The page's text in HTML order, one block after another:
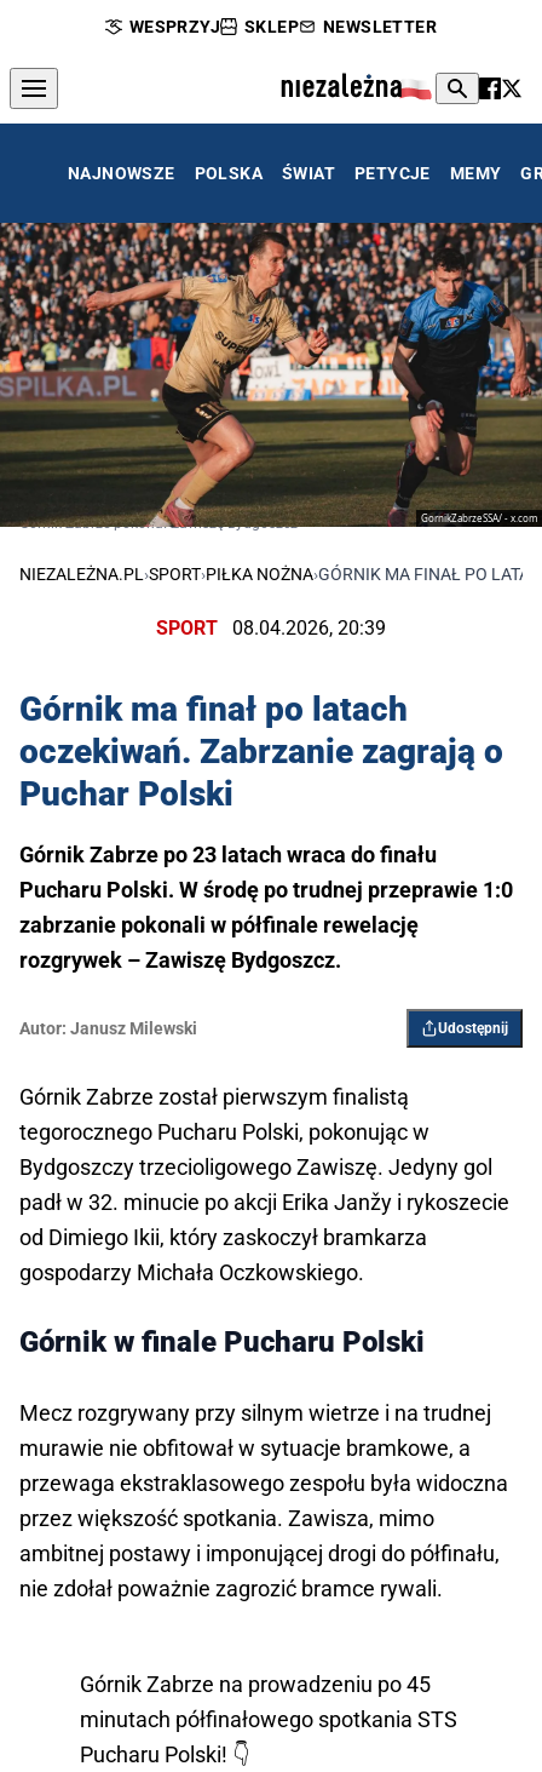
WESPRZYJ SKLEP NEWSLETTER
NAJNOWSZE POLSKA ŚWIAT PETYCJE MEMY
GornikZabrzeSSA/ - x.com
Górnik Zabrze pokonał Zawiszę Bydgoszcz
NIEZALEŻNA.PL ›SPORT›PIŁKA NOŻNA›GÓRNIK MA FINAŁ PO
SPORT 08.04.2026, 20:39
Górnik ma finał po latach
oczekiwań. Zabrzanie zagrają o
Puchar Polski
Górnik Zabrze po 23 latach wraca do finału
Pucharu Polski. W środę po trudnej przeprawie 1:0
zabrzanie pokonali w półfinale rewelację
rozgrywek – Zawiszę Bydgoszcz.
Autor: Janusz Milewski Udostępnij
Górnik Zabrze został pierwszym finalistą
tegorocznego Pucharu Polski, pokonując w
Bydgoszczy trzecioligowego Zawiszę. Jedyny gol
padł w 32. minucie po akcji Erika Janžy i rykoszecie
od Dimiego Ikii, który zaskoczył bramkarza
gospodarzy Michała Oczkowskiego.
Górnik w finale Pucharu Polski
Mecz rozgrywany przy silnym wietrze i na trudnej
murawie nie obfitował w sytuacje bramkowe, a
przewaga ekstraklasowego zespołu była widoczna
przez większość spotkania. Zawisza, mimo
ambitnej postawy i imponującej drogi do półfinału,
nie zdołał poważnie zagrozić bramce rywali.
Górnik Zabrze na prowadzeniu po 45
minutach półfinałowego spotkania STS
Pucharu Polski! 👇